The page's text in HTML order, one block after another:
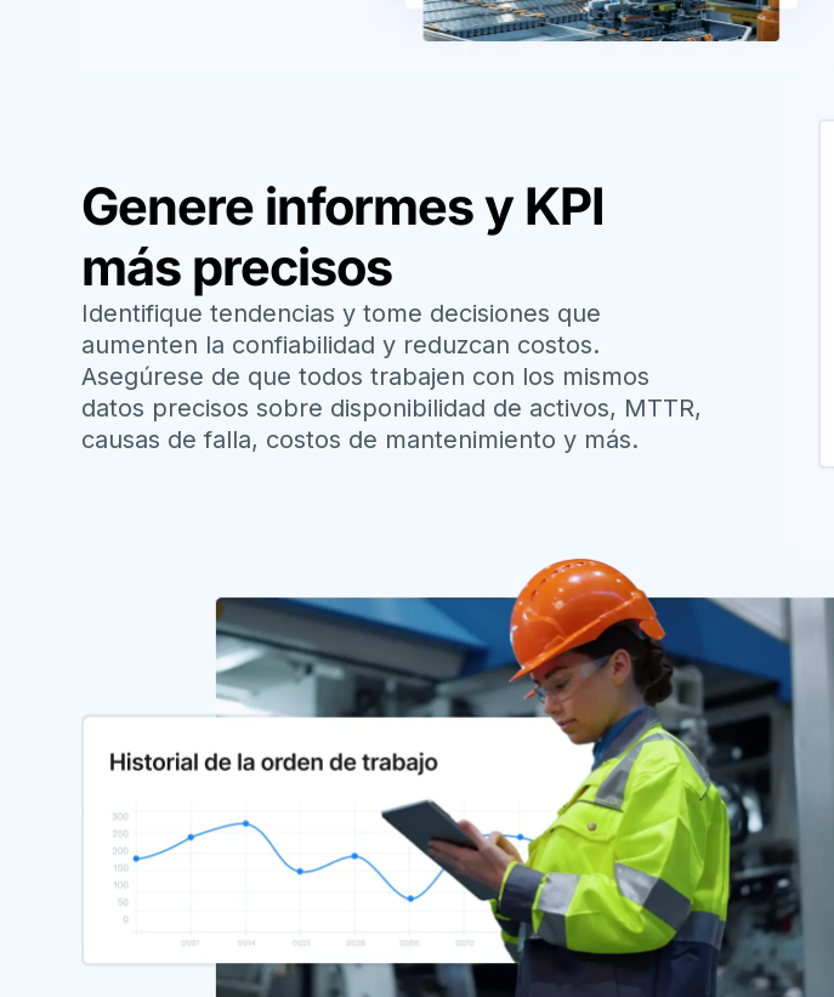
Genere informes y KPI
más precisos
Identifique tendencias y tome decisiones que
aumenten la confiabilidad y reduzcan costos.
Asegúrese de que todos trabajen con los mismos
datos precisos sobre disponibilidad de activos, MTTR,
causas de falla, costos de mantenimiento y más.